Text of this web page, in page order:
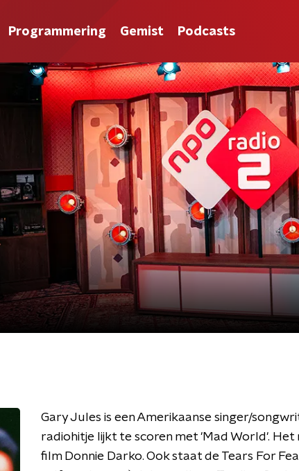
Programmering Gemist Podcasts
Gary Jules is een Amerikaanse singer/
radiohitje lijkt te scoren met 'Mad World'.
film Donnie Darko. Ook staat de Tears For